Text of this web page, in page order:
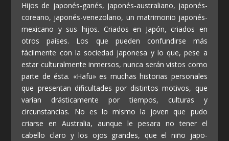
Hijos de japonés-ganés, japonés-australiano, japonés-
coreano, japonés-venezolano, un matrimonio japonés-
mexicano y sus hijos. Criados en Japón, criados en
otros países. Los que pueden confundirse más
fácilmente con la sociedad japonesa y lo que, pese a
estar culturalmente inmersos, nunca serán vistos como
parte de ésta. «Hafu» es muchas historias personales
que presentan dificultades por distintos motivos, que
varían drásticamente por tiempos, culturas y
circunstancias. No es lo mismo la joven que pudo
criarse en Australia, aunque le pesara no tener el
cabello claro y los ojos grandes, que el niño japo-